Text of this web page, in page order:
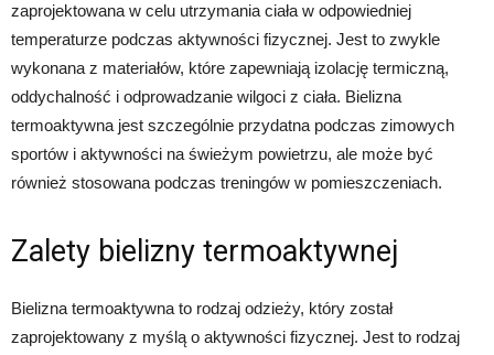
zaprojektowana w celu utrzymania ciała w odpowiedniej
temperaturze podczas aktywności fizycznej. Jest to zwykle
wykonana z materiałów, które zapewniają izolację termiczną,
oddychalność i odprowadzanie wilgoci z ciała. Bielizna
termoaktywna jest szczególnie przydatna podczas zimowych
sportów i aktywności na świeżym powietrzu, ale może być
również stosowana podczas treningów w pomieszczeniach.
Zalety bielizny termoaktywnej
Bielizna termoaktywna to rodzaj odzieży, który został
zaprojektowany z myślą o aktywności fizycznej. Jest to rodzaj